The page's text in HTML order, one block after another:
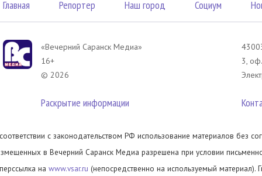
Главная Репортер Наш город Социум
«Вечерний Саранск Mедиа»
16+
© 2026
Раскрытие информации
3,
с законодательством РФ использование материалов без
в Вечерний Саранск Медиа разрешена при условии
на www.vsar.ru (непосредственно на используемый материал).